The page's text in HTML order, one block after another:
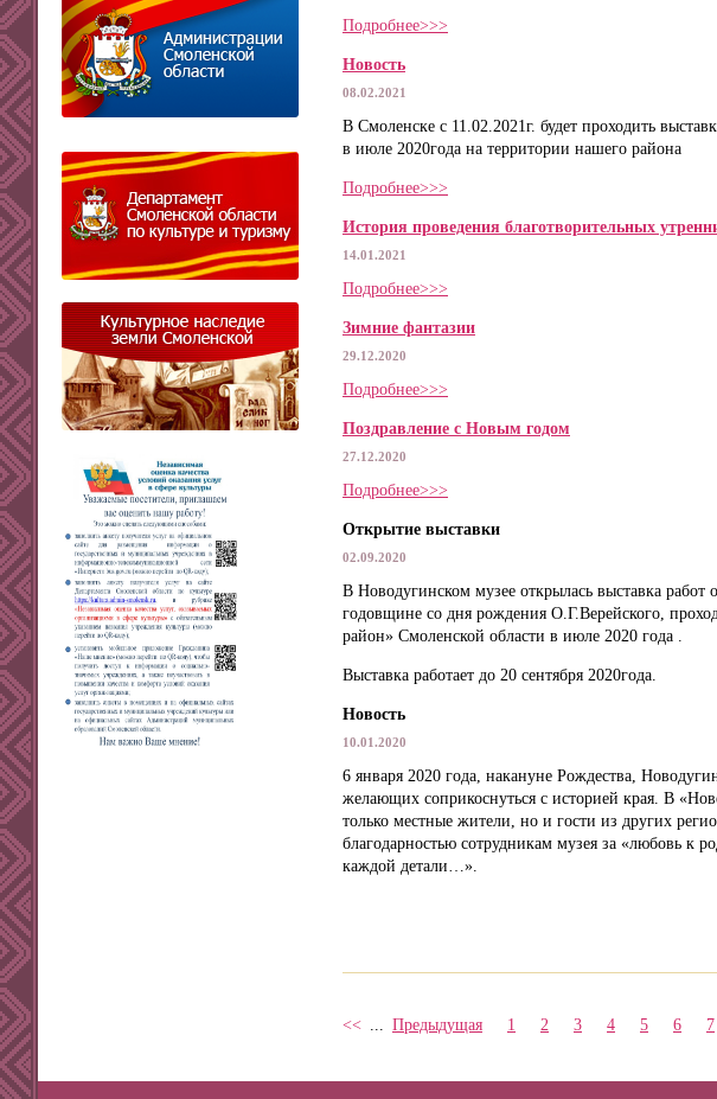
Подробнее>>>
Новость
08.02.2021
В Смоленске с 11.02.2021г. будет проходить
в июле 2020года на территории нашего района
Подробнее>>>
История проведения благотворительных
14.01.2021
Подробнее>>>
Зимние фантазии
29.12.2020
Подробнее>>>
Поздравление с Новым годом
27.12.2020
Подробнее>>>
Открытие выставки
02.09.2020
В Новодугинском музее открылась выставка
годовщине со дня рождения О. Г.Верейского,
район» Смоленской области в июле 2020 года .
Выставка работает до 20 сентября 2020года.
Новость
10.01.2020
6 января 2020 года, накануне Рождества,
желающих соприкоснуться с историей края. В
только местные жители, но и гости из других
благодарностью сотрудникам музея за «любовь к
каждой детали…».
<< Предыдущая 1 2 3 4 5 6 7